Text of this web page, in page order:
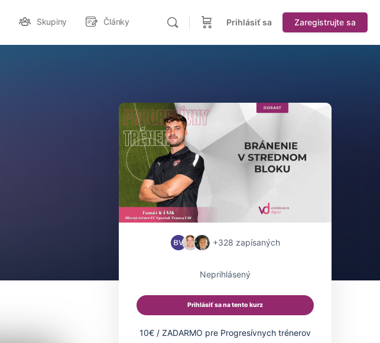
Skupiny Články Prihlásiť sa Zaregistrujte sa
+328 zapísaných
Neprihlásený
Prihlásiť sa na tento kurz
10€ / ZADARMO pre Progresívnych trénerov